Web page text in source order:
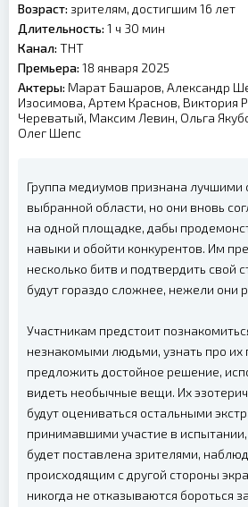
Возраст: зрителям, достигшим 16 лет
Длительность: 1 ч 30 мин
Канал: ТНТ
Премьера: 18 января 2025
Актеры: Марат Башаров, Александр
Изосимова, Артем Краснов, Виктория
Череватый, Максим Левин, Ольга
Олег Шепс
Группа медиумов признана лучшими
выбранной области, но они вновь
на одной площадке, дабы
навыки и обойти конкурентов. Им
несколько битв и подтвердить свой
будут гораздо сложнее, нежели они
Участникам предстоит
незнакомыми людьми, узнать про их
предложить достойное решение,
видеть необычные вещи. Их
будут оцениваться остальными
принимавшими участие в
будет поставлена зрителями,
происходящим с другой стороны
никогда не отказываются бороться